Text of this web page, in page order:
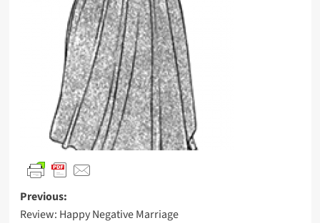
Previous:
Review: Happy Negative Marriage